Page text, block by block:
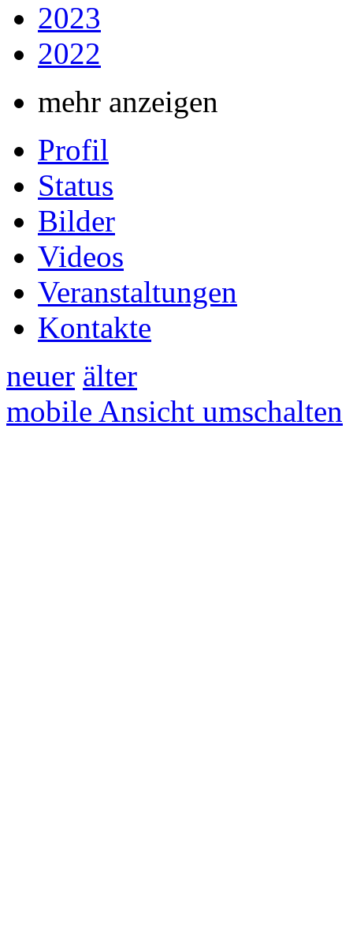
2023
2022
mehr anzeigen
Profil
Status
Bilder
Videos
Veranstaltungen
Kontakte
neuer älter
mobile Ansicht umschalten